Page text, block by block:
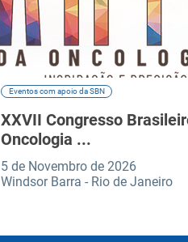
Eventos com apoio da SBN
XXVII Congresso
Oncologia ...
5 de Novembro de 2026
Windsor Barra - Rio de Janeiro